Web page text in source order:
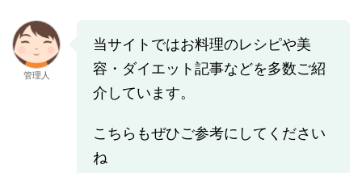
管理人
当サイトではお料理のレシピや美
容・ダイエット記事などを多数ご紹
介しています。
こちらもぜひご参考にしてください
ね